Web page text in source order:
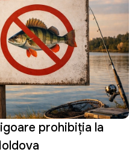
prohibiția la